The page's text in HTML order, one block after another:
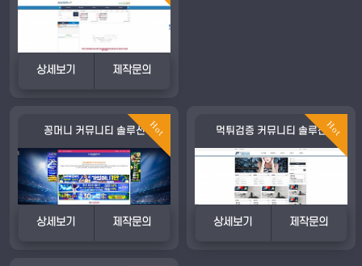
상세보기 제작문의
Hot
꽁머니 커뮤니티 솔루션
상세보기 제작문의
Hot
먹튀검증 커뮤니티 솔루션
상세보기 제작문의